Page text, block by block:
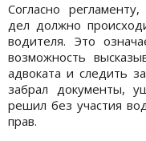
Согласно
дел должно
водителя. Это
возможность
адвоката и следить
забрал документы,
решил без участия
прав.